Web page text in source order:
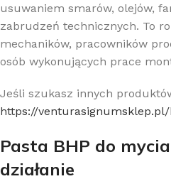
usuwaniem smarów, olejów,
zabrudzeń technicznych. To
mechaników, pracowników
osób wykonujących prace
Jeśli szukasz innych
https://
Pasta BHP do
działanie